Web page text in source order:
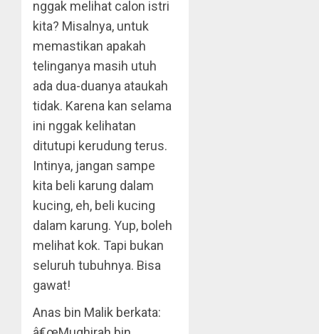
nggak melihat calon istri
kita? Misalnya, untuk
memastikan apakah
telinganya masih utuh
ada dua-duanya ataukah
tidak. Karena kan selama
ini nggak kelihatan
ditutupi kerudung terus.
Intinya, jangan sampe
kita beli karung dalam
kucing, eh, beli kucing
dalam karung. Yup, boleh
melihat kok. Tapi bukan
seluruh tubuhnya. Bisa
gawat!
Anas bin Malik berkata: